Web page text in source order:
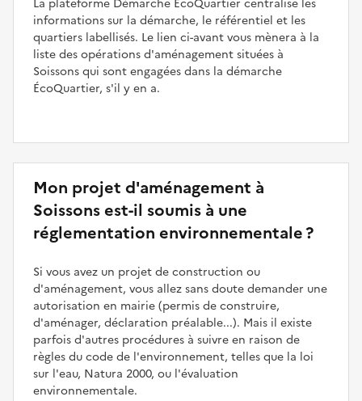
La plateforme Démarche ÉcoQuartier centralise les
informations sur la démarche, le référentiel et les
quartiers labellisés. Le lien ci-avant vous mènera à la
liste des opérations d'aménagement situées à
Soissons qui sont engagées dans la démarche
ÉcoQuartier, s'il y en a.
Mon projet d'aménagement à
Soissons est-il soumis à une
réglementation environnementale ?
Si vous avez un projet de construction ou
d'aménagement, vous allez sans doute demander une
autorisation en mairie (permis de construire,
d'aménager, déclaration préalable...). Mais il existe
parfois d'autres procédures à suivre en raison de
règles du code de l'environnement, telles que la loi
sur l'eau, Natura 2000, ou l'évaluation
environnementale.